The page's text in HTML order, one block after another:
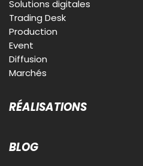
Solutions digitales
Trading Desk
Production
Event
Diffusion
Marchés
RÉALISATIONS
BLOG